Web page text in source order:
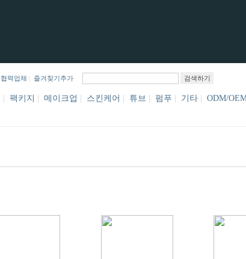
협력업체 즐겨찾기추가
팩키지 메이크업 스킨케어 튜브 펌푸 기타 ODM/